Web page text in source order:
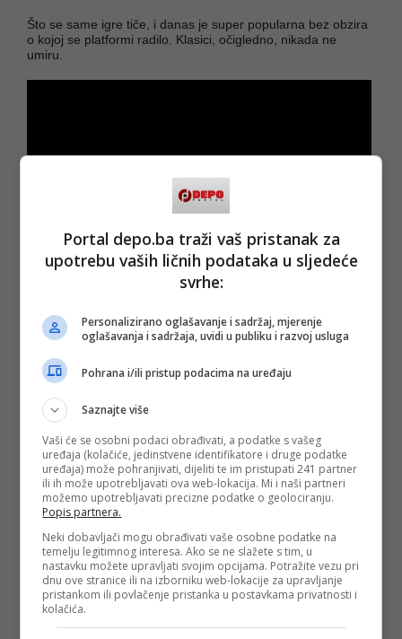
Što se same igre tiče, i danas je super popularna bez obzira
o kojoj se platformi radilo. Klasici, očigledno, nikada ne
umiru.
Tinejdžer iz američke Oklahome, 13-godišnji
postao je prvi čovjek u historiji koji je uspio pobijediti Tetris,
34 godine nakon njegovog lansiranja. Gibson je na svom
YouTube kanalu objavio video trenutka kada je došao 157.
levela, što je na kraju i rezultiralo "padom" igre.
- Onesvijestit ću se, ne osjećam prste! - rekao je Gibson
prije nego što se, svladan silnim uzbuđenjem, srušio nazad
u stolicu.
Za ovaj podvig mu je trebalo samo 38 minuta, a do prije
nekoliko godina igrači su vjerovali kako je moguće doći
samo do 29. levela.
Portal depo.ba traži vaš pristanak za
upotrebu vaših ličnih podataka u sljedeće
svrhe:
Personalizirano oglašavanje i sadržaj, mjerenje
oglašavanja i sadržaja, uvidi u publiku i razvoj usluga
Pohrana i/ili pristup podacima na uređaju
Saznajte više
Vaši će se osobni podaci obrađivati, a podatke s vašeg
uređaja (kolačiće, jedinstvene identifikatore i druge podatke
uređaja) može pohranjivati, dijeliti te im pristupati 241 partner
ili ih može upotrebljavati ova web-lokacija. Mi i naši partneri
možemo upotrebljavati precizne podatke o geolociranju.
Popis partnera.
Neki dobavljači mogu obrađivati vaše osobne podatke na
temelju legitimnog interesa. Ako se ne slažete s tim, u
nastavku možete upravljati svojim opcijama. Potražite vezu pri
dnu ove stranice ili na izborniku web-lokacije za upravljanje
pristankom ili povlačenje pristanka u postavkama privatnosti i
kolačića.